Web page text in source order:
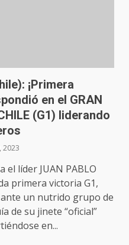
¡Primera
en el GRAN
(G1) liderando
2023
líder JUAN PABLO
primera victoria G1,
un nutrido grupo de
de su jinete “oficial”
en...